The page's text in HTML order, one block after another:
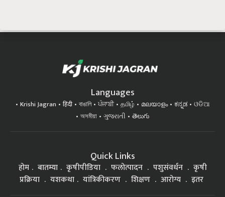
Languages
Krishi Jagran हिंदी বাঙালি ਪੰਜਾਬੀ தமிழ் മലയാളം ಕನ್ನಡ
ଓଡିଆ
অসমীয়া
ગુજરાતી తెలుగు
Quick Links
होम बातम्या कृषीपीडिया फलोत्पादन पशुसंवर्धन
कृषी
प्रक्रिया
यशकथा यांत्रिकीकरण शिक्षण आरोग्य इतर